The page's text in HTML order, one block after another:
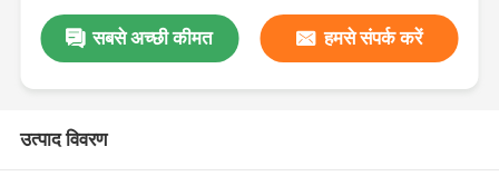
सबसे अच्छी कीमत हमसे संपर्क करें
उत्पाद विवरण